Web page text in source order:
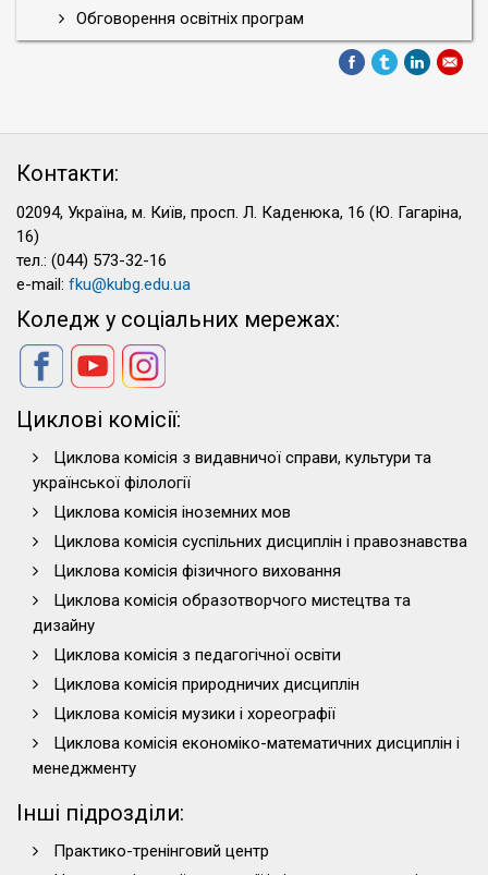
Обговорення освітніх програм
Контакти:
02094, Україна, м. Київ, просп. Л. Каденюка, 16 (Ю. Гагаріна,
16)
тел.: (044) 573-32-16
e-mail: fku@kubg.edu.ua
Коледж у соціальних мережах:
Циклові комісії:
Циклова комісія з видавничої справи, культури та
української філології
Циклова комісія іноземних мов
Циклова комісія суспільних дисциплін і правознавства
Циклова комісія фізичного виховання
Циклова комісія образотворчого мистецтва та
дизайну
Циклова комісія з педагогічної освіти
Циклова комісія природничих дисциплін
Циклова комісія музики і хореографії
Циклова комісія економіко-математичних дисциплін і
менеджменту
Інші підрозділи:
Практико-тренінговий центр